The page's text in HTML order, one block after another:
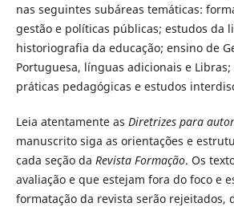
nas seguintes subáreas temáticas:
gestão e políticas públicas; estudos da
historiografia da educação; ensino de
Portuguesa, línguas adicionais e
práticas pedagógicas e estudos
Leia atentamente as Diretrizes para
manuscrito siga as orientações e
cada seção da Revista Formação. Os
avaliação e que estejam fora do foco e
formatação da revista serão rejeitados,